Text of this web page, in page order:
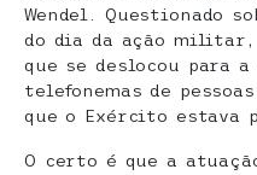
Wendel. Questionado
do dia da ação
que se deslocou para
telefonemas de
que o Exército estava
O certo é que a